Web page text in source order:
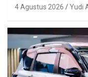
4 Agustus 2026 Yudi